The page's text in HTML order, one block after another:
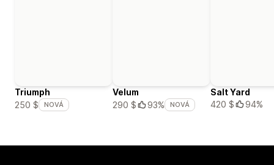
Triumph
250 $
NOVÁ
Velum
290 $
93% NOVÁ
Salt Yard
420 $
94%